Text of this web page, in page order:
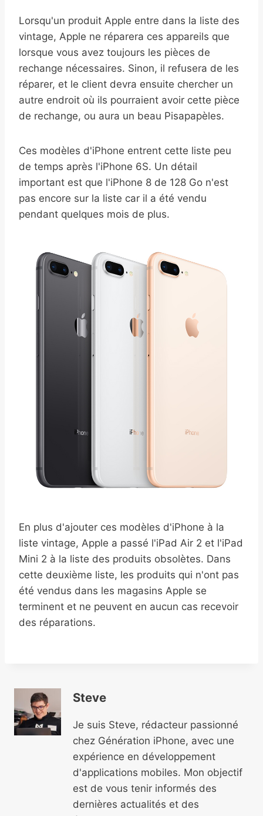
Lorsqu'un produit Apple entre dans la liste des
vintage, Apple ne réparera ces appareils que
lorsque vous avez toujours les pièces de
rechange nécessaires. Sinon, il refusera de les
réparer, et le client devra ensuite chercher un
autre endroit où ils pourraient avoir cette pièce
de rechange, ou aura un beau Pisapapèles.
Ces modèles d'iPhone entrent cette liste peu
de temps après l'iPhone 6S. Un détail
important est que l'iPhone 8 de 128 Go n'est
pas encore sur la liste car il a été vendu
pendant quelques mois de plus.
En plus d'ajouter ces modèles d'iPhone à la
liste vintage, Apple a passé l'iPad Air 2 et l'iPad
Mini 2 à la liste des produits obsolètes. Dans
cette deuxième liste, les produits qui n'ont pas
été vendus dans les magasins Apple se
terminent et ne peuvent en aucun cas recevoir
des réparations.
Steve
Je suis Steve, rédacteur passionné
chez Génération iPhone, avec une
expérience en développement
d'applications mobiles. Mon objectif
est de vous tenir informés des
dernières actualités et des